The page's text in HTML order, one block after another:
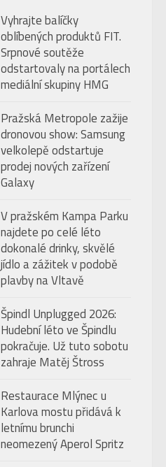
úroveň
Vyhrajte balíčky
oblíbených produktů FIT.
Srpnové soutěže
odstartovaly na portálech
mediální skupiny HMG
Pražská Metropole zažije
dronovou show: Samsung
velkolepě odstartuje
prodej nových zařízení
Galaxy
V pražském Kampa Parku
najdete po celé léto
dokonalé drinky, skvělé
jídlo a zážitek v podobě
plavby na Vltavě
Špindl Unplugged 2026:
Hudební léto ve Špindlu
pokračuje. Už tuto sobotu
zahraje Matěj Štross
Restaurace Mlýnec u
Karlova mostu přidává k
letnímu brunchi
neomezený Aperol Spritz